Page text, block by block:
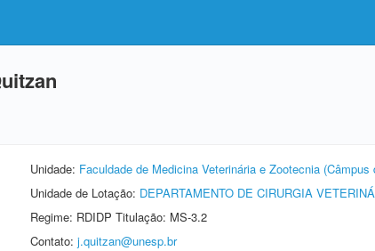
Unidade: Faculdade de Medicina Veterinária e Zootecnia (Câmpus
Unidade de Lotação: DEPARTAMENTO DE CIRURGIA
Regime: RDIDP Titulação: MS-3.2
Contato: j.quitzan@unesp.br